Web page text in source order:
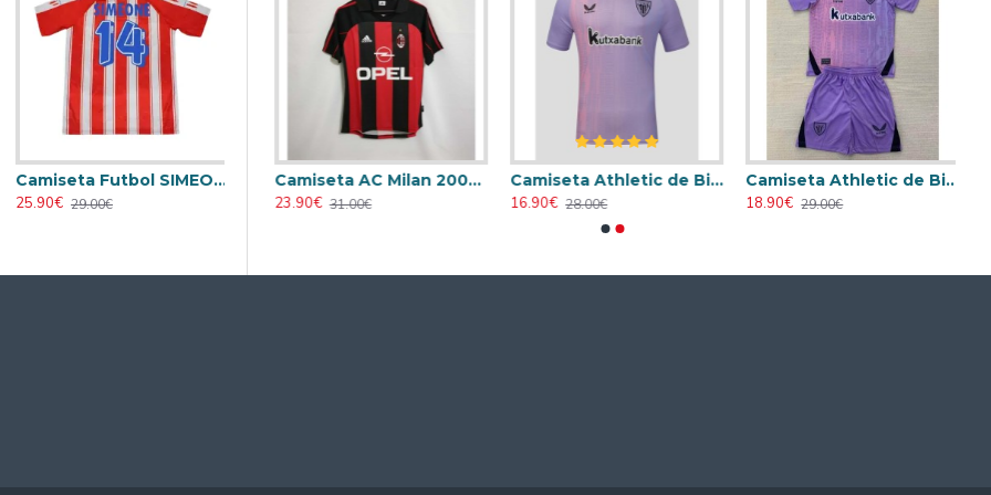
Camiseta Futbol SIMEONE 14 Atlético de Madrid Primera Equipación 1994/95 Vintage
25.90€
29.00€
Camiseta AC Milan 1998/1999 Local Retro
23.90€ 31.00€
Camiseta AC Milan 2000/2001 Local Retro
23.90€
31.00€
Camiseta Athletic de Bilbao 2024/2025 Alternativo
16.90€
28.00€
Camiseta Athletic de Bilbao 2024/2025 Alternativo Niño Kit
18.90€
29.00€